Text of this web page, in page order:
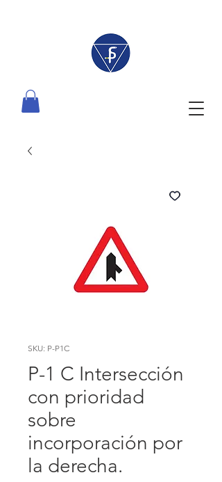
SKU: P-P1C
P-1 C Intersección
con prioridad
sobre
incorporación por
la derecha.